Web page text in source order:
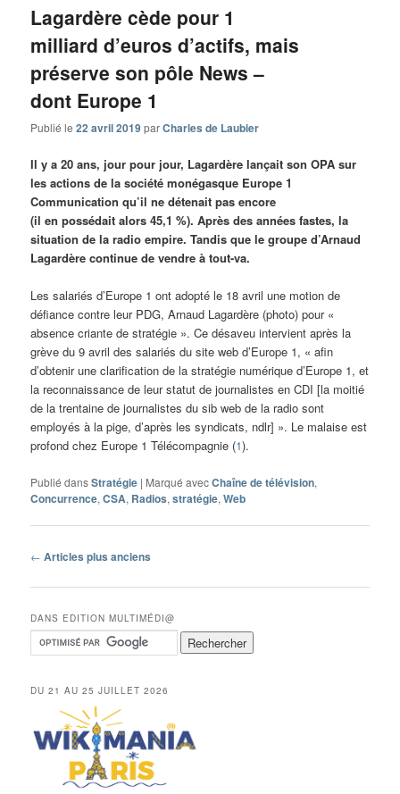
Lagardère cède pour 1
milliard d’euros d’actifs, mais
préserve son pôle News –
dont Europe 1
Publié le22 avril 2019parCharles de Laubier
Il y a 20 ans, jour pour jour, Lagardère lançait son OPA sur
les actions de la société monégasque Europe 1
Communication qu’il ne détenait pas encore
(il en possédait alors 45,1 %). Après des années fastes, la
situation de la radio empire. Tandis que le groupe d’Arnaud
Lagardère continue de vendre à tout-va.
Les salariés d’Europe 1 ont adopté le 18 avril une motion de
défiance contre leur PDG, Arnaud Lagardère (photo) pour «
absence criante de stratégie ». Ce désaveu intervient après la
grève du 9 avril des salariés du site web d’Europe 1, « afin
d’obtenir une clarification de la stratégie numérique d’Europe 1, et
la reconnaissance de leur statut de journalistes en CDI [la moitié
de la trentaine de journalistes du sib web de la radio sont
employés à la pige, d’après les syndicats, ndlr] ». Le malaise est
profond chez Europe 1 Télécompagnie (1).
Publié dansStratégie | Marqué avecChaîne de télévision,
Concurrence,CSA, Radios,stratégie,Web
Navigation
articles
← Articles plus anciens
DANS EDITION MULTIMÉDI@
DU 21 AU 25 JUILLET 2026